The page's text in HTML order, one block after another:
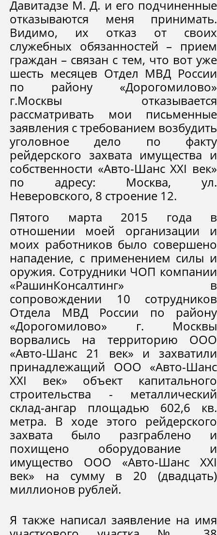
Давитадзе М. Д. и его подчиненные
отказываются меня принимать.
Видимо, их отказ от своих
служебных обязанностей – прием
граждан – связан с тем, что вот уже
шесть месяцев Отдел МВД России
по району «Дорогомилово»
г.Москвы отказывается
рассматривать мои письменные
заявления с требованием возбудить
уголовное дело по факту
рейдерского захвата имущества и
собственности «Авто-Шанс XXI век»
по адресу: Москва, ул.
Неверовского, 8 строение 12.
Пятого марта 2015 года в
отношении моей организации и
моих работников было совершено
нападение, с применением силы и
оружия. Сотрудники ЧОП компании
«РашинКонсалтинг» в
сопровождении 10 сотрудников
Отдела МВД России по району
«Дорогомилово» г. Москвы
ворвались на территорию ООО
«Авто-Шанс 21 век» и захватили
принадлежащий ООО «Авто-Шанс
XXI век» объект капитального
строительства - металлический
склад-ангар площадью 602,6 кв.
метра. В ходе этого рейдерского
захвата было разграблено и
похищено оборудование и
имущество ООО «Авто-Шанс XXI
век» на сумму в 20 (двадцать)
миллионов рублей.
Я также написал заявление на имя